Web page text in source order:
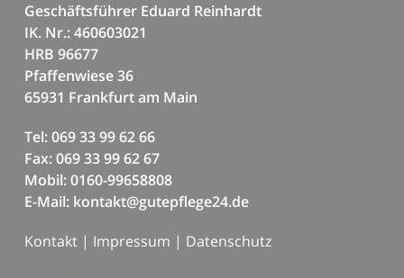
Geschäftsführer Eduard Reinhardt
IK. Nr.: 460603021
HRB 96677
Pfaffenwiese 36
65931 Frankfurt am Main
Tel: 069 33 99 62 66
Fax: 069 33 99 62 67
Mobil: 0160-99658808
E-Mail: kontakt@gutepflege24.de
Kontakt| Impressum | Datenschutz